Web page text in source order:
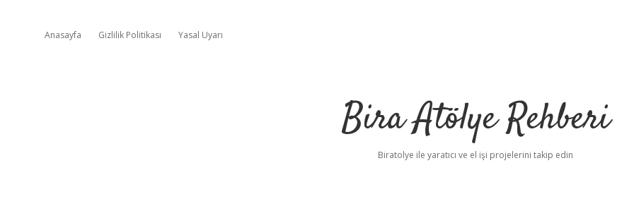
Anasayfa Gizlilik Politikası Yasal Uyarı
Bira Atölye Rehberi
Biratolye ile yaratıcı ve el işi projelerini takip edin